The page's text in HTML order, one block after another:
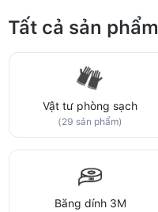
Tất cả sản phẩm
Vật tư phòng sạch
(29 sản phẩm)
Băng dính 3M